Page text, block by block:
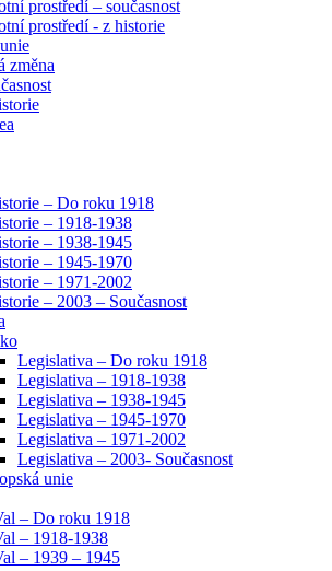
prostředí – současnost
prostředí ​- z historie
změna
– Do roku 1918
– 1918-1938
– 1938-1945
– 1945-1970
– 1971-2002
– 2003 – Současnost
Legislativa – Do roku 1918
Legislativa – 1918-1938
Legislativa – 1938-1945
Legislativa – 1945-1970
Legislativa – 1971-2002
Legislativa – 2003- Současnost
unie
– Do roku 1918
– 1918-1938
– 1939 – 1945